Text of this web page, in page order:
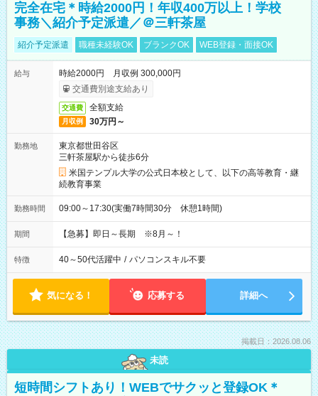
完全在宅＊時給2000円！年収400万以上！学校
事務＼紹介予定派遣／＠三軒茶屋
紹介予定派遣 職種未経験OK ブランクOK WEB登録・面接OK
給与
時給2000円 月収例 300,000円
交通費別途支給あり
交通費 全額支給
月収例 30万円～
勤務地
東京都世田谷区
三軒茶屋駅から徒歩6分
米国テンプル大学の公式日本校として、以下の高等教育・継
続教育事業
勤務時間 09:00～17:30(実働7時間30分 休憩1時間)
期間 【急募】即日～長期 ※8月～！
特徴 40～50代活躍中 / パソコンスキル不要
気になる！ 応募する 詳細へ
掲載日：2026.08.06
未読
短時間シフトあり！WEBでサクッと登録OK＊